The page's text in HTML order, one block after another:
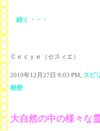
続く・・・
Ｃｅｃｙｅ（セスィエ）
2019年12月27日 9:03 PM, スピ
秘密
大自然の中の様々な